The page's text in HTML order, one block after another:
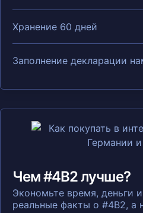
Хранение 60 дней
Заполнение декларации
Чем #4B2 лучше?
Экономьте время, деньги
реальные факты о #4B2, а